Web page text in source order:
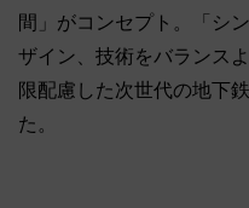
間」がコンセプト。「シ
ザイン、技術をバランス
限配慮した次世代の地下
た。